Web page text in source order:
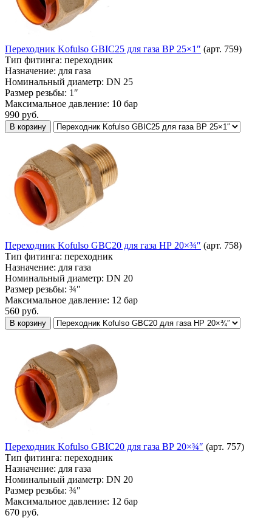
Переходник Kofulso GBIC25 для газа ВР 25×1″ (арт. 759)
Тип фитинга: переходник
Назначение: для газа
Номинальный диаметр: DN 25
Размер резьбы: 1″
Максимальное давление: 10 бар
990 руб.
В корзину
Переходник Kofulso GBC20 для газа НР 20×¾″ (арт. 758)
Тип фитинга: переходник
Назначение: для газа
Номинальный диаметр: DN 20
Размер резьбы: ¾″
Максимальное давление: 12 бар
560 руб.
В корзину
Переходник Kofulso GBIC20 для газа ВР 20×¾″ (арт. 757)
Тип фитинга: переходник
Назначение: для газа
Номинальный диаметр: DN 20
Размер резьбы: ¾″
Максимальное давление: 12 бар
670 руб.